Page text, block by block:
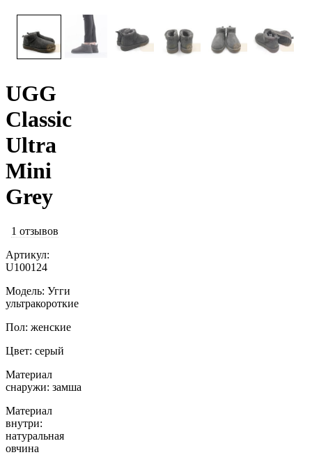
UGG
Classic
Ultra
Mini
Grey
1 отзывов
Артикул:
U100124
Модель: Угги
ультракороткие
Пол: женские
Цвет: серый
Материал
снаружи: замша
Материал
внутри:
натуральная
овчина